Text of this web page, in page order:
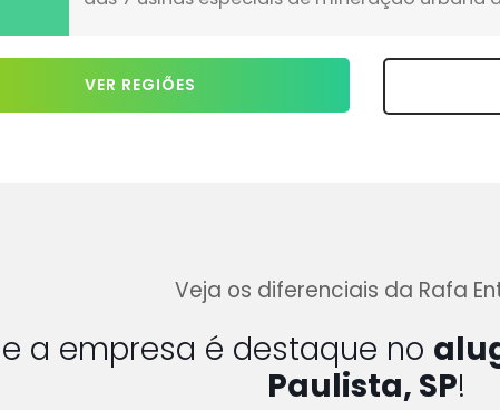
VER REGIÕES
Veja os diferenciais da Rafa
a empresa é destaque no
Paulista, SP!